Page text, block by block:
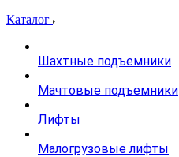
Каталог
Шахтные подъемники
Мачтовые подъемники
Лифты
Малогрузовые лифты